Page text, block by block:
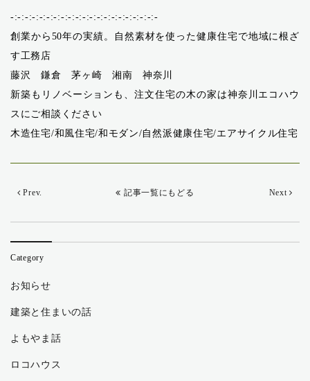
-:-:-:-:-:-:-:-:-:-:-:-:-:-:-:-:-:-:-:-:-
創業から50年の実績。自然素材を使った健康住宅で地域に根ざ
す工務店
藤沢 鎌倉 茅ヶ崎 湘南 神奈川
新築もリノベーションも、注文住宅の木の家は神奈川エコハウ
スにご相談ください
木造住宅/和風住宅/和モダン/自然派健康住宅/エアサイクル住宅
記事一覧にもどる
Prev. Next
Category
お知らせ
建築と住まいの話
よもやま話
ロコハウス